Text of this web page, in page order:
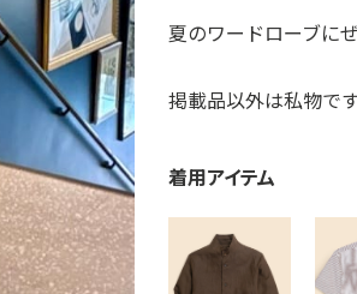
夏のワードローブにぜ
掲載品以外は私物です
着用アイテム